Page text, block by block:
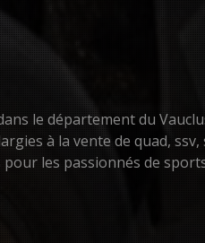
le département du
à la vente de quad,
les passionnés de